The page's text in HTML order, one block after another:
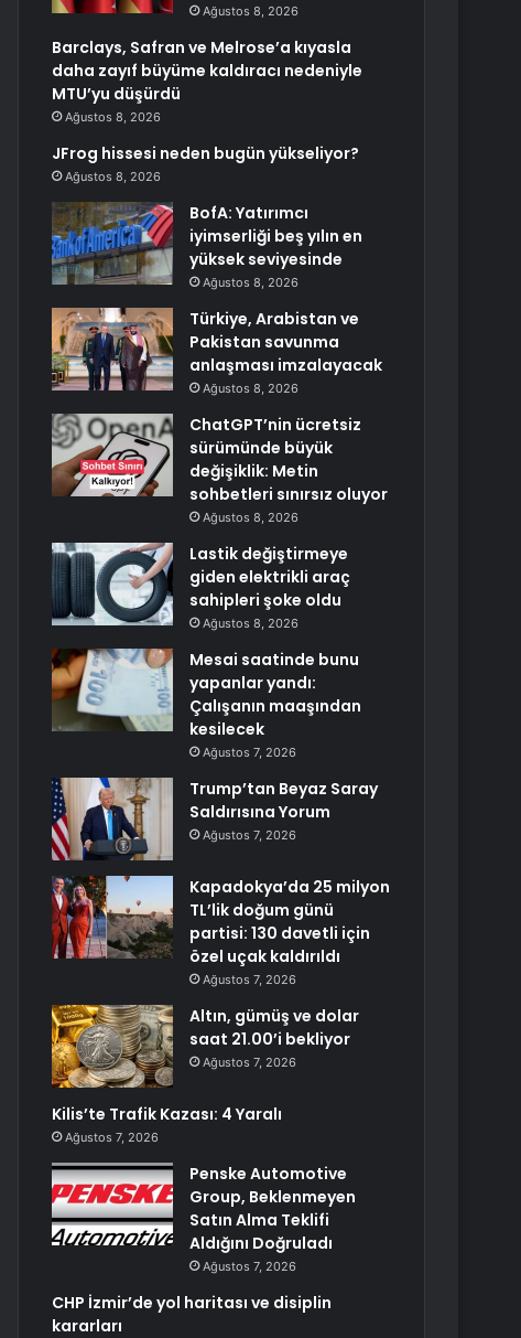
Ağustos 8, 2026
Barclays, Safran ve Melrose’a kıyasla
daha zayıf büyüme kaldıracı nedeniyle
MTU’yu düşürdü
Ağustos 8, 2026
JFrog hissesi neden bugün yükseliyor?
Ağustos 8, 2026
BofA: Yatırımcı
iyimserliği beş yılın en
yüksek seviyesinde
Ağustos 8, 2026
Türkiye, Arabistan ve
Pakistan savunma
anlaşması imzalayacak
Ağustos 8, 2026
ChatGPT’nin ücretsiz
sürümünde büyük
değişiklik: Metin
sohbetleri sınırsız oluyor
Ağustos 8, 2026
Lastik değiştirmeye
giden elektrikli araç
sahipleri şoke oldu
Ağustos 8, 2026
Mesai saatinde bunu
yapanlar yandı:
Çalışanın maaşından
kesilecek
Ağustos 7, 2026
Trump’tan Beyaz Saray
Saldırısına Yorum
Ağustos 7, 2026
Kapadokya’da 25 milyon
TL’lik doğum günü
partisi: 130 davetli için
özel uçak kaldırıldı
Ağustos 7, 2026
Altın, gümüş ve dolar
saat 21.00’i bekliyor
Ağustos 7, 2026
Kilis’te Trafik Kazası: 4 Yaralı
Ağustos 7, 2026
Penske Automotive
Group, Beklenmeyen
Satın Alma Teklifi
Aldığını Doğruladı
Ağustos 7, 2026
CHP İzmir’de yol haritası ve disiplin
kararları